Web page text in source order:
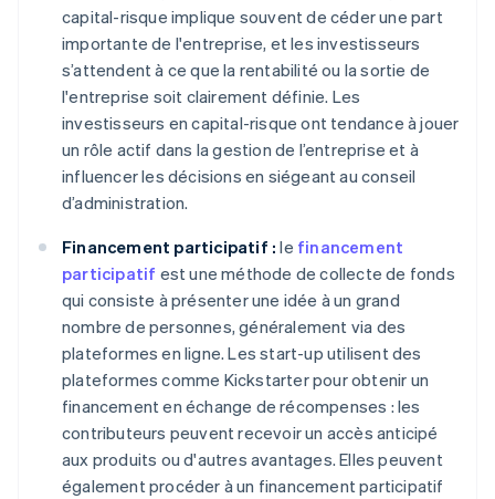
capital-risque implique souvent de céder une part
importante de l'entreprise, et les investisseurs
s’attendent à ce que la rentabilité ou la sortie de
l'entreprise soit clairement définie. Les
investisseurs en capital-risque ont tendance à jouer
un rôle actif dans la gestion de l’entreprise et à
influencer les décisions en siégeant au conseil
d’administration.
Financement participatif : le financement
participatif est une méthode de collecte de fonds
qui consiste à présenter une idée à un grand
nombre de personnes, généralement via des
plateformes en ligne. Les start-up utilisent des
plateformes comme Kickstarter pour obtenir un
financement en échange de récompenses : les
contributeurs peuvent recevoir un accès anticipé
aux produits ou d'autres avantages. Elles peuvent
également procéder à un financement participatif